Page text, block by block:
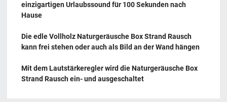
einzigartigen Urlaubssound für 100 Sekunden nach
Hause
Die edle Vollholz Naturgeräusche Box Strand Rausch
kann frei stehen oder auch als Bild an der Wand hängen
Mit dem Lautstärkeregler wird die Naturgeräusche Box
Strand Rausch ein- und ausgeschaltet